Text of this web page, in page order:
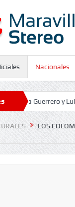
Nacionales
y Luis Carlos
LOS